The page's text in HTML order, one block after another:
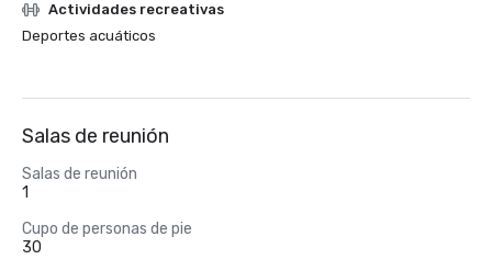
Actividades recreativas
Deportes acuáticos
Salas de reunión
Salas de reunión
1
Cupo de personas de pie
30